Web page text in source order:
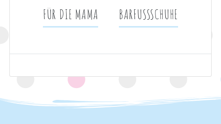
FÜR DIE MAMA BARFUSSSCHUHE